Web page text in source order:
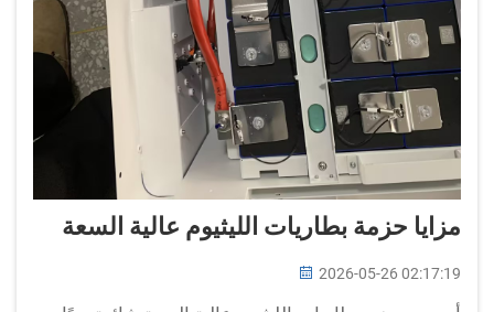
مزايا حزمة بطاريات الليثيوم عالية السعة
2026-05-26 02:17:19